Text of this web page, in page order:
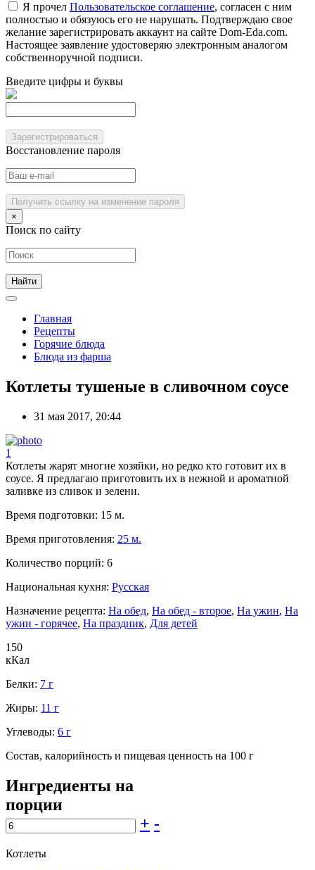
Я прочел Пользовательское соглашение, согласен с ним
полностью и обязуюсь его не нарушать. Подтверждаю свое
желание зарегистрировать аккаунт на сайте Dom-Eda.com.
Настоящее заявление удостоверяю электронным аналогом
собственноручной подписи.
Введите цифры и буквы
Зарегистрироваться
Восстановление пароля
Получить ссылку на изменение пароля
×
Поиск по сайту
Главная
Рецепты
Горячие блюда
Блюда из фарша
Котлеты тушеные в сливочном соусе
31 мая 2017, 20:44
1
Котлеты жарят многие хозяйки, но редко кто готовит их в
соусе. Я предлагаю приготовить их в нежной и ароматной
заливке из сливок и зелени.
Время подготовки: 15 м.
Время приготовления: 25 м.
Количество порций: 6
Национальная кухня: Русская
Назначение рецепта: На обед, На обед - второе, На ужин, На
ужин - горячее, На праздник, Для детей
150
кКал
Белки: 7 г
Жиры: 11 г
Углеводы: 6 г
Состав, калорийность и пищевая ценность на 100 г
Ингредиенты на
порции
+ -
Котлеты